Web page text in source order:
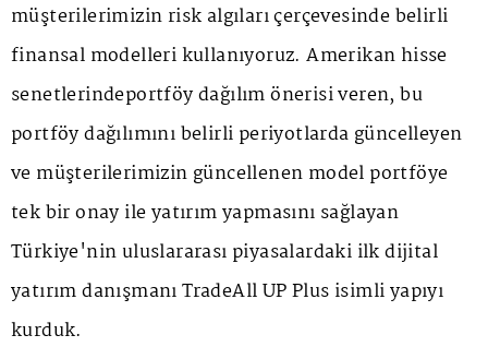
müşterilerimizin risk algıları çerçevesinde belirli
finansal modelleri kullanıyoruz. Amerikan hisse
senetlerindeportföy dağılım önerisi veren, bu
portföy dağılımını belirli periyotlarda güncelleyen
ve müşterilerimizin güncellenen model portföye
tek bir onay ile yatırım yapmasını sağlayan
Türkiye'nin uluslararası piyasalardaki ilk dijital
yatırım danışmanı TradeAll UP Plus isimli yapıyı
kurduk.